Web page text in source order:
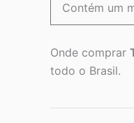
Contém um
Onde comprar
todo o Brasil.